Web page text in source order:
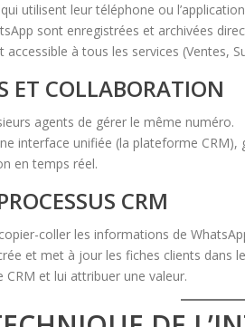
utilisent leur téléphone ou
sont enregistrées et archivées
accessible à tous les services (Ventes,
ET COLLABORATION
agents de gérer le même numéro.
interface unifiée (la plateforme
en temps réel.
CRM
coller les informations de
et met à jour les fiches clients
CRM et lui attribuer une valeur.